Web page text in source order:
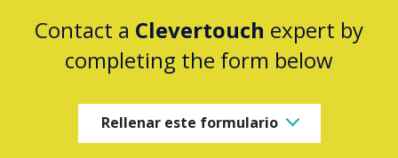
Contact a Clevertouch expert by
completing the form below
Rellenar este formulario